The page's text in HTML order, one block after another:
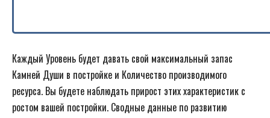
Каждый Уровень будет давать свой максимальный запас
Камней Души в постройке и Количество производимого
ресурса. Вы будете наблюдать прирост этих характеристик с
ростом вашей постройки. Сводные данные по развитию